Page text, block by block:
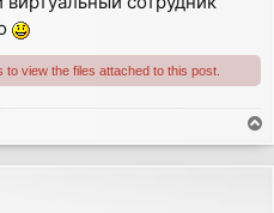
view the files attached to this post.
o
p